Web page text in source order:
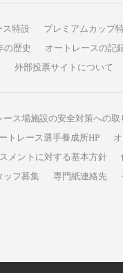
ス特設 プレミアムカップ
の歴史 オートレースの記
外部投票サイトについて
ース場施設の安全対策への取
トレース選手養成所HP
メントに対する基本方針
ッフ募集 専門紙連絡先